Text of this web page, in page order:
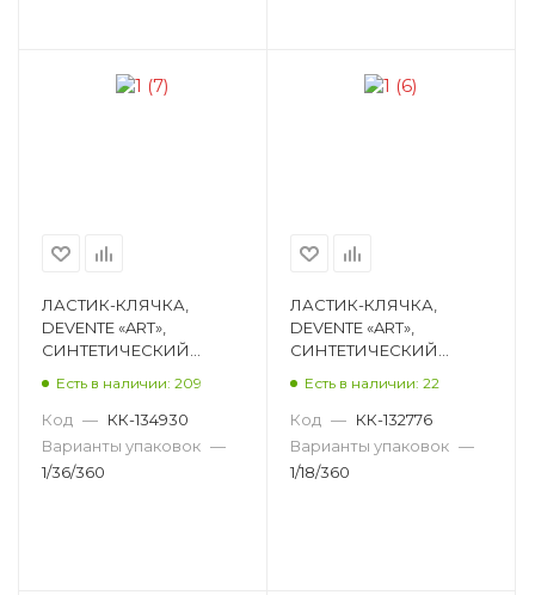
ЛАСТИК-КЛЯЧКА,
DEVENTE «ART»,
СИНТЕТИЧЕСКИЙ
АССОРТИ, 40Х40Х10ММ
4070324
Есть в наличии: 209
Код — КК-134930
Варианты упаковок —
1/36/360
ЛАСТИК-КЛЯЧКА,
DEVENTE «ART»,
СИНТЕТИЧЕСКИЙ
СЕРЫЙ, 40Х40Х10ММ
4070323
Есть в наличии: 22
Код — КК-132776
Варианты упаковок —
1/18/360